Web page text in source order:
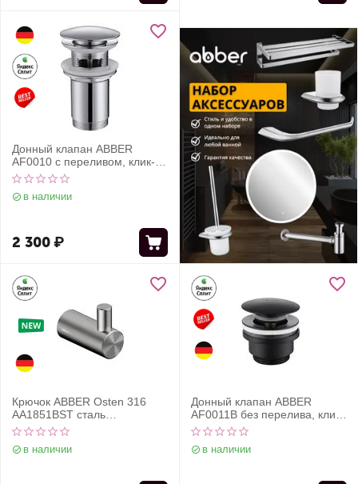
Донный клапан ABBER
AF0010 с переливом, клик-
клак, хром
в наличии
2 300₽
Крючок ABBER Osten 316
AA1851BST сталь
брашированная
в наличии
Донный клапан ABBER
AF0011B без перелива, клик-
клак, черный матовый
в наличии